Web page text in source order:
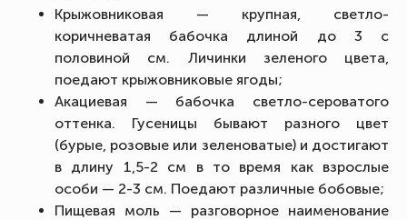
Крыжовниковая — крупная, светло-
коричневатая бабочка длиной до 3 с
половиной см. Личинки зеленого цвета,
поедают крыжовниковые ягоды;
Акациевая — бабочка светло-сероватого
оттенка. Гусеницы бывают разного цвет
(бурые, розовые или зеленоватые) и достигают
в длину 1,5-2 см в то время как взрослые
особи — 2-3 см. Поедают различные бобовые;
Пищевая моль — разговорное наименование